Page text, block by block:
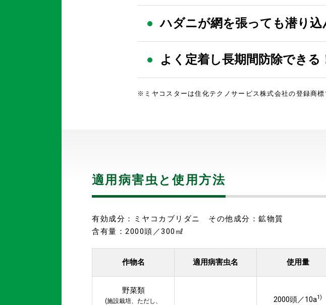
ハダニが網を張っても潜り込
よく定着し長期間防除できる
※ミヤコスターは住化テクノサービス株式会社の登録商標
適用病害虫と使用方法
有効成分：ミヤコカブリダニ その他成分：鉱物質
含有量：2000頭／300㎖
作物名 適用病害虫名 使用量
野菜類
(施設栽培、ただし、
2000頭／10a1)